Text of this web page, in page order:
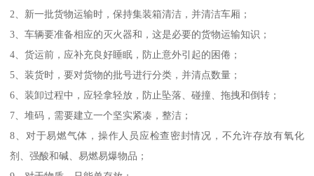
2、新一批货物运输时，保持集装箱清洁，并清洁车厢；
3、车辆要准备相应的灭火器和，这是必要的货物运输知识；
4、货运前，应补充良好睡眠，防止意外引起的困倦；
5、装货时，要对货物的批号进行分类，并清点数量；
6、装卸过程中，应轻拿轻放，防止坠落、碰撞、拖拽和倒转；
7、堆码，需要建立一个坚实紧凑，整洁；
8、对于易燃气体，操作人员应检查密封情况，不允许存放有氧化
剂、强酸和碱、易燃易爆物品；